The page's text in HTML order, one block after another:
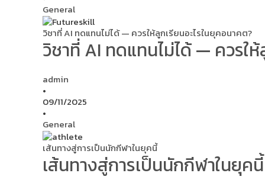
General
วิชาที่ AI ทดแทนไม่ได้ — ควรให้ลูกเรียนอะไรในยุคอนาคต?
วิชาที่ AI ทดแทนไม่ได้ — ควรใ
admin
•
09/11/2025
•
General
เส้นทางสู่การเป็นนักกีฬาในยุคนี้
เส้นทางสู่การเป็นนักกีฬาในยุคนี้